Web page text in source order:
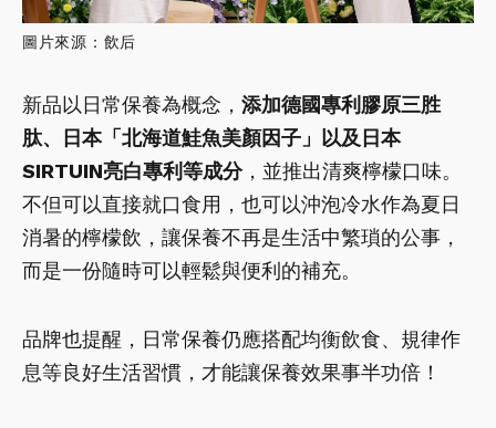
圖片來源：飲后
新品以日常保養為概念， 添加德國專利膠原三胜
肽、日本「北海道鮭魚美顏因子」以及日本
SIRTUIN亮白專利等成分，並推出清爽檸檬口味。
不但可以直接就口食用，也可以沖泡冷水作為夏日
消暑的檸檬飲，讓保養不再是生活中繁瑣的公事，
而是一份隨時可以輕鬆與便利的補充。
品牌也提醒，日常保養仍應搭配均衡飲食、規律作
息等良好生活習慣，才能讓保養效果事半功倍！